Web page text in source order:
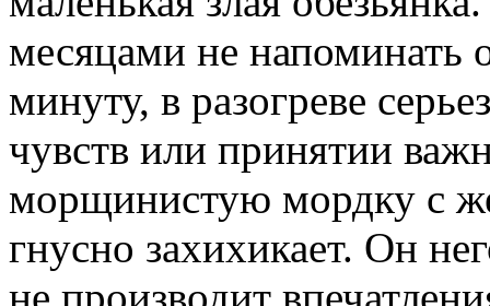
месяцами не напоминать
минуту, в разогреве
чувств или принятии
морщинистую мордку с
гнусно захихикает. Он
не производит